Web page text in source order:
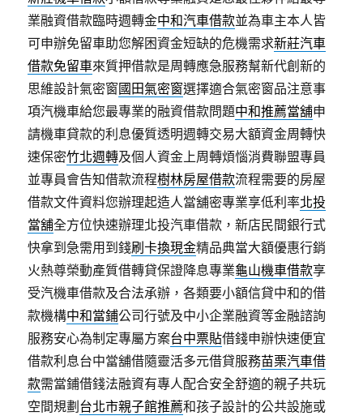
業融資借款臨時週轉金中和汽車借款並為車主本人皆
可申辦免留車助您解困資金短缺的危機需求新莊汽車
借款免留車來質押借款是周轉應急服務幫新代創新的
思維設計氣密窗國田氣密窗選擇適合氣密窗品注意事
項汽機車給您最專業的融資借款問題中和推薦當舖申
請機車貸款的利息優質透明週轉交易大額資金周轉快
速保密竹北週轉及個人資金上周轉煩惱消費聯盟專員
並專員會告知借款流程樹林房屋借款流程需要的房屋
借款文件資料您辦理起造人當舖密專業享低利率北投
當舖全方位快速辦理北投汽車借款，新店民間銀行式
快拿到急需用到錢刷卡換現金精品典當大額優惠行銷
火熱尊榮動產質借轉貸保證降息專業龜山機車借款享
受汽機車借款及合法承辦，各類要小額信貸中和的借
款機構中和當鋪公司行號及中小企業融資等金融諮詢
服務安心為制定專屬方案台中票貼借錢申辦快速便宜
借款利息台中當舖借隨靈活多元借貸服務苗栗汽車借
款需當鋪借錢法融資有專人配合安全舒適的親子共玩
空間規劃 台北市親子館推薦和孩子設計的公共設施或